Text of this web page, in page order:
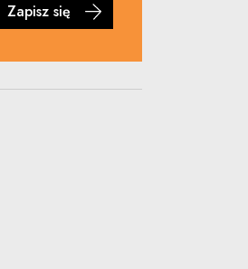
Zapisz się